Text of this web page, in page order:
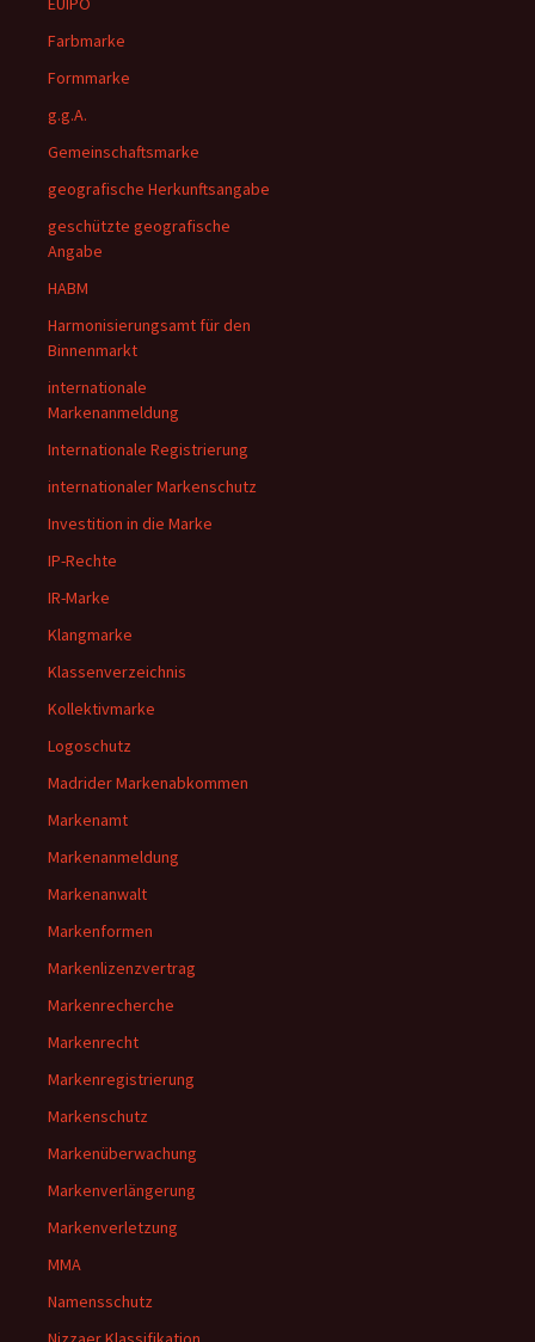
Farbmarke
Formmarke
g.g.A.
Gemeinschaftsmarke
geografische Herkunftsangabe
geschützte geografische
Angabe
HABM
Harmonisierungsamt für den
Binnenmarkt
internationale
Markenanmeldung
Internationale Registrierung
internationaler Markenschutz
Investition in die Marke
IP-Rechte
IR-Marke
Klangmarke
Klassenverzeichnis
Kollektivmarke
Logoschutz
Madrider Markenabkommen
Markenamt
Markenanmeldung
Markenanwalt
Markenformen
Markenlizenzvertrag
Markenrecherche
Markenrecht
Markenregistrierung
Markenschutz
Markenüberwachung
Markenverlängerung
Markenverletzung
MMA
Namensschutz